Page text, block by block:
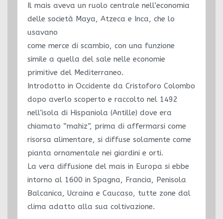
Il mais aveva un ruolo centrale nell’economia
delle società Maya, Atzeca e Inca, che lo
usavano
come merce di scambio, con una funzione
simile a quella del sale nelle economie
primitive del Mediterraneo.
Introdotto in Occidente da Cristoforo Colombo
dopo averlo scoperto e raccolto nel 1492
nell’isola di Hispaniola (Antille) dove era
chiamato “mahiz”, prima di affermarsi come
risorsa alimentare, si diffuse solamente come
pianta ornamentale nei giardini e orti.
La vera diffusione del mais in Europa si ebbe
intorno al 1600 in Spagna, Francia, Penisola
Balcanica, Ucraina e Caucaso, tutte zone dal
clima adatto alla sua coltivazione.